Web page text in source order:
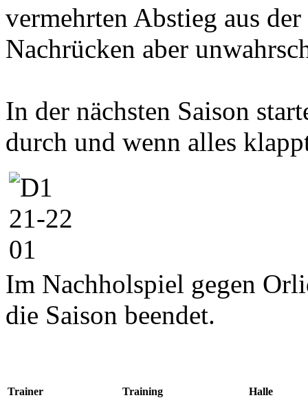
vermehrten Abstieg aus
Nachrücken aber
In der nächsten Saison
durch und wenn alles
Im Nachholspiel gegen
die Saison beendet.
Trainer Training Halle